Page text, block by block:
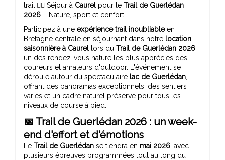
trail.🏃‍♂️ Séjour à Caurelpour le Trail de Guerlédan
2026 – Nature, sport et confort
Participez à une expérience trail inoubliableen
Bretagne centrale en séjournant dans notre location
saisonnière à Caurellors du Trail de Guerlédan 2026
un des rendez-vous nature les plus appréciés des
coureurs et amateurs d'outdoor. L'événement se
déroule autour du spectaculaire lac de Guerlédan
offrant des panoramas exceptionnels, des sentiers
variés et un cadre naturel préservé pour tous les
niveaux de course à pied.
📅 Trail de Guerlédan 2026 : un week-
end d'effort et d'émotions
Le Trail de Guerlédan se tiendra en mai 2026 , avec
plusieurs épreuves programmées tout au long du